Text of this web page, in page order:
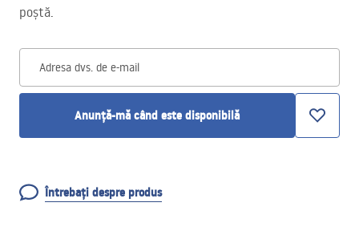
poștă.
Adresa dvs. de e-mail
Anunță-mă când este disponibilă
Întrebați despre produs